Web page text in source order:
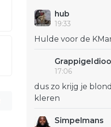
hub
19:33
Hulde voor de
17:06
dus zo krijg je
kleren
Simpelmans